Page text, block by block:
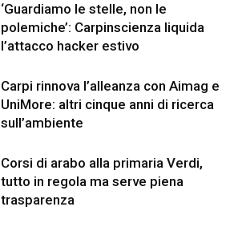
‘Guardiamo le stelle, non le
polemiche’: Carpinscienza liquida
l’attacco hacker estivo
Carpi rinnova l’alleanza con Aimag e
UniMore: altri cinque anni di ricerca
sull’ambiente
Corsi di arabo alla primaria Verdi,
tutto in regola ma serve piena
trasparenza